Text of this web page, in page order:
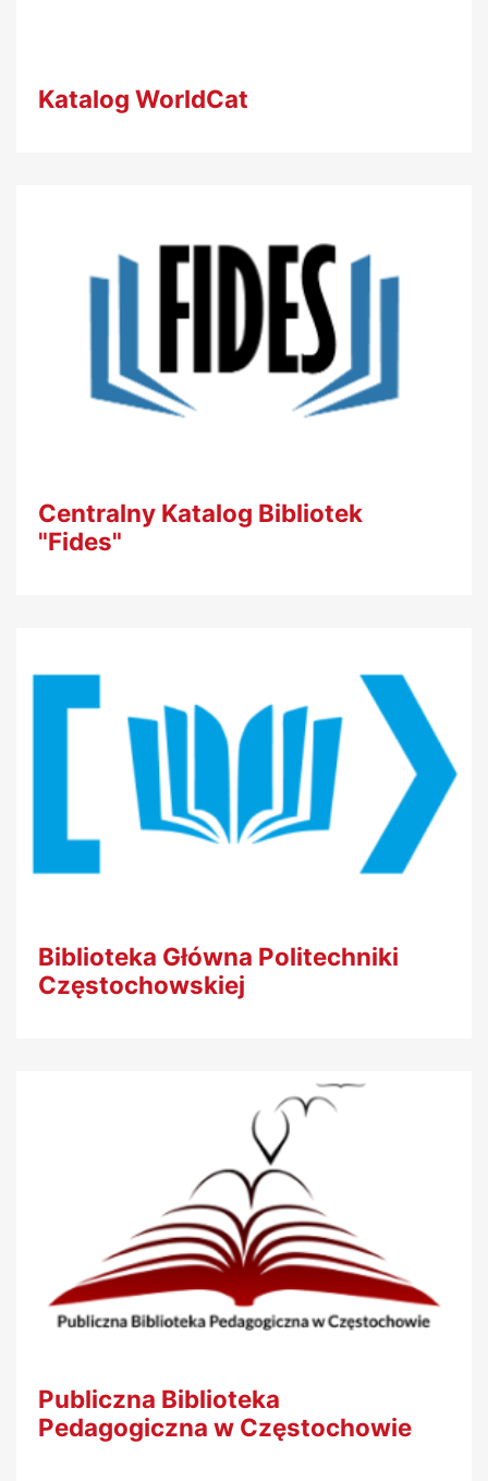
Katalog WorldCat
Centralny Katalog Bibliotek
"Fides"
Biblioteka Główna Politechniki
Częstochowskiej
Publiczna Biblioteka
Pedagogiczna w Częstochowie